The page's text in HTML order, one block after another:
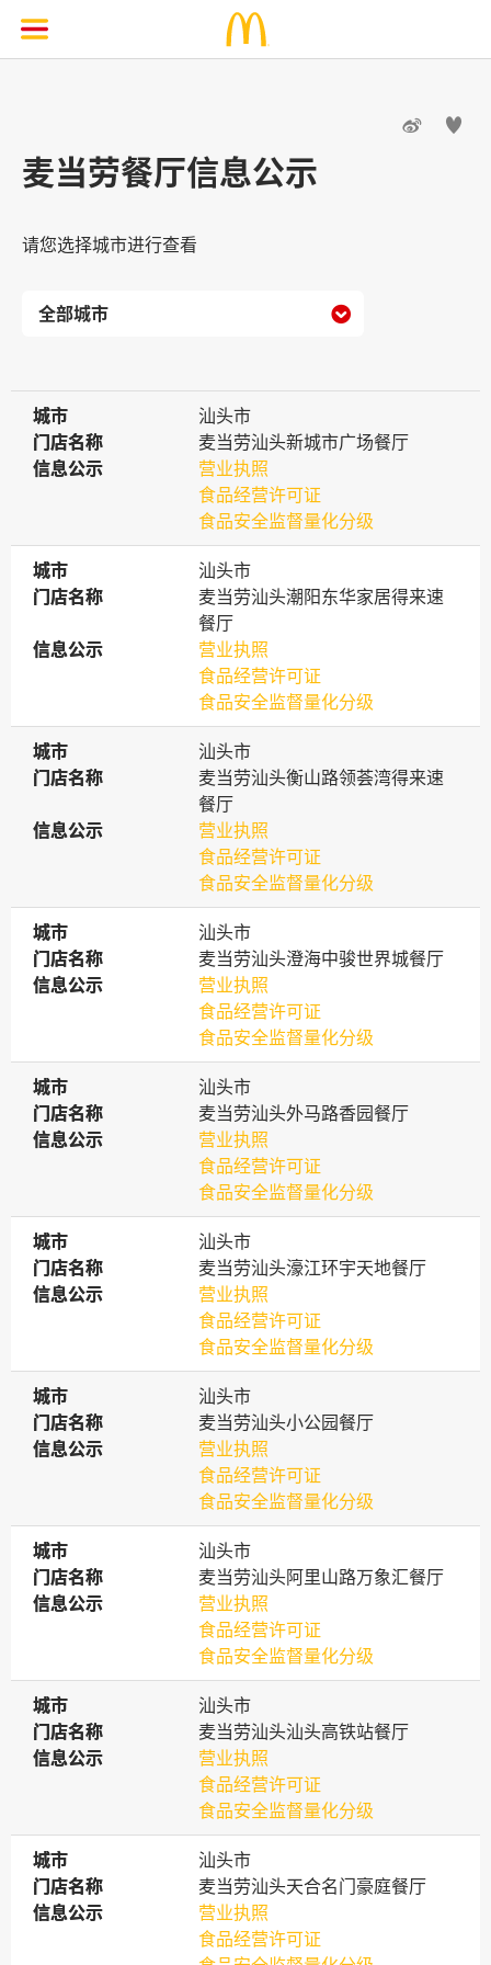
 
麦当劳餐厅信息公示
请您选择城市进行查看

城市
城市
汕头市
门店名称
门店名称
麦当劳汕头新城市广场餐厅
信息公示
信息公示
营业执照
食品经营许可证
食品安全监督量化分级
城市
城市
汕头市
门店名称
门店名称
麦当劳汕头潮阳东华家居得来速
餐厅
信息公示
信息公示
营业执照
食品经营许可证
食品安全监督量化分级
城市
城市
汕头市
门店名称
门店名称
麦当劳汕头衡山路领荟湾得来速
餐厅
信息公示
信息公示
营业执照
食品经营许可证
食品安全监督量化分级
城市
城市
汕头市
门店名称
门店名称
麦当劳汕头澄海中骏世界城餐厅
信息公示
信息公示
营业执照
食品经营许可证
食品安全监督量化分级
城市
城市
汕头市
门店名称
门店名称
麦当劳汕头外马路香园餐厅
信息公示
信息公示
营业执照
食品经营许可证
食品安全监督量化分级
城市
城市
汕头市
门店名称
门店名称
麦当劳汕头濠江环宇天地餐厅
信息公示
信息公示
营业执照
食品经营许可证
食品安全监督量化分级
城市
城市
汕头市
门店名称
门店名称
麦当劳汕头小公园餐厅
信息公示
信息公示
营业执照
食品经营许可证
食品安全监督量化分级
城市
城市
汕头市
门店名称
门店名称
麦当劳汕头阿里山路万象汇餐厅
信息公示
信息公示
营业执照
食品经营许可证
食品安全监督量化分级
城市
城市
汕头市
门店名称
门店名称
麦当劳汕头汕头高铁站餐厅
信息公示
信息公示
营业执照
食品经营许可证
食品安全监督量化分级
城市
城市
汕头市
门店名称
门店名称
麦当劳汕头天合名门豪庭餐厅
信息公示
信息公示
营业执照
食品经营许可证